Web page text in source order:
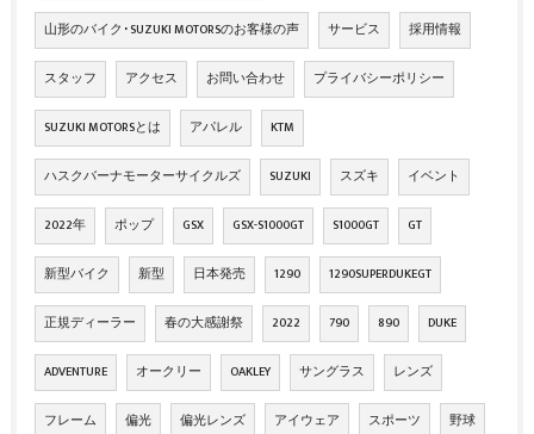
山形のバイク･SUZUKI MOTORSのお客様の声 サービス 採用情報
スタッフ アクセス お問い合わせ プライバシーポリシー
SUZUKI MOTORSとは アパレル KTM
ハスクバーナモーターサイクルズ SUZUKI スズキ イベント
2022年 ポップ GSX GSX-S1000GT S1000GT GT
新型バイク 新型 日本発売 1290 1290SUPERDUKEGT
正規ディーラー 春の大感謝祭 2022 790 890 DUKE
ADVENTURE オークリー OAKLEY サングラス レンズ
フレーム 偏光 偏光レンズ アイウェア スポーツ 野球